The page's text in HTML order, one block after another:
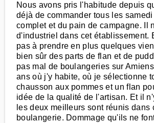
Nous avons pris l'habitude depuis
déjà de commander tous les
complet et du pain de campagne. Il
d'industriel dans cet établissement.
pas à prendre en plus quelques
bien sûr des parts de flan et de
pas mal de boulangeries sur
ans où j'y habite, où je sélectionne
chausson aux pommes et un flan
idée de la qualité de l'artisan. Et il
les deux meilleurs sont réunis dans
boulangerie. Dommage qu'ils ne